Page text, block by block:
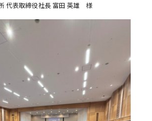
代表取締役社長 富田 英雄 様